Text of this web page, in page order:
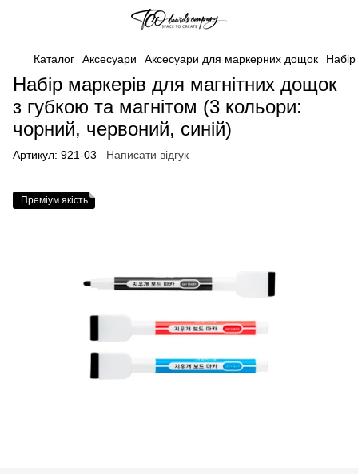
Каталог Аксесуари Аксесуари для маркерних дощок
Набір маркерів для магнітних дощок
з губкою та магнітом (3 кольори:
чорний, червоний, синій)
Артикул: 921-03 Написати відгук
Преміум якість